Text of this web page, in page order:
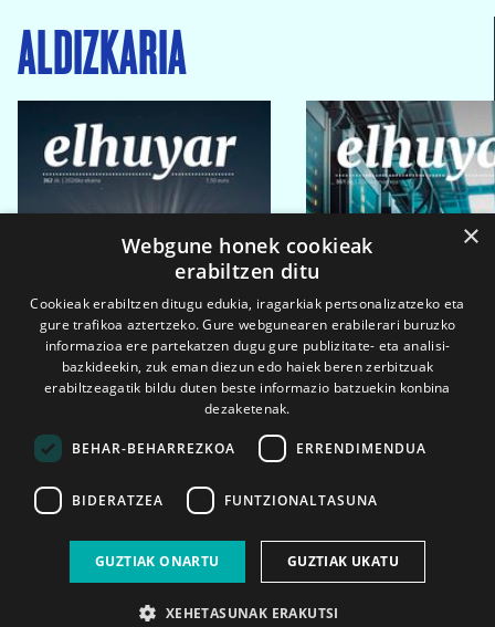
ALDIZKARIA
2026ko eka. 1a 2026ko mar. 1a
×
Webgune honek cookieak
erabiltzen ditu
Cookieak erabiltzen ditugu edukia, iragarkiak pertsonalizatzeko eta
gure trafikoa aztertzeko. Gure webgunearen erabilerari buruzko
informazioa ere partekatzen dugu gure publizitate- eta analisi-
bazkideekin, zuk eman diezun edo haiek beren zerbitzuak
erabiltzeagatik bildu duten beste informazio batzuekin konbina
dezaketenak.
BEHAR-BEHARREZKOA ERRENDIMENDUA
BIDERATZEA FUNTZIONALTASUNA
GUZTIAK ONARTU GUZTIAK UKATU
XEHETASUNAK ERAKUTSI